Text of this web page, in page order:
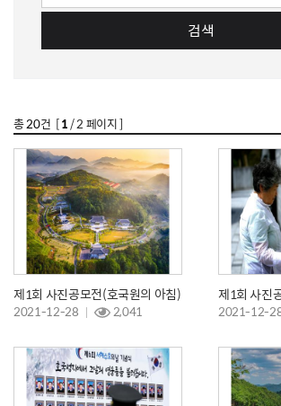
검색
총20건 [1/ 2 페이지 ]
제1회 사진공모전(호국원의 아침)
2021-12-28 2,041
제1회 사진
2021-12-